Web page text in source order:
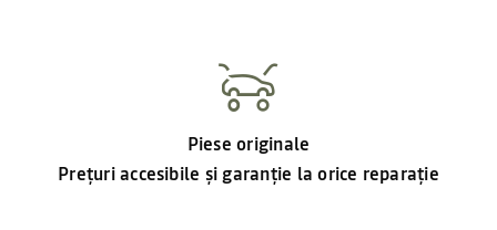
Piese originale
Prețuri accesibile și garanție la orice reparație